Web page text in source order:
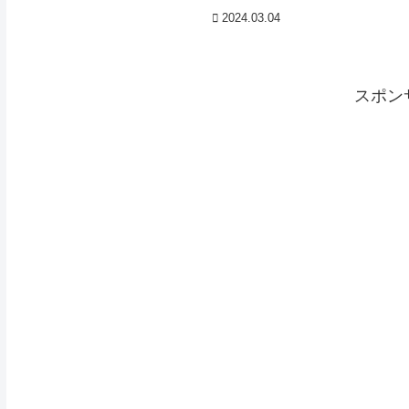
阪四天王寺のワインショップワッシーズ
2024.03.04
スポン